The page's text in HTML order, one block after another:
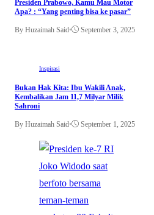
Presiden Prabowo, Kamu Mau Motor
Apa? : “Yang penting bisa ke pasar”
By Huzaimah Said• September 3, 2025
Inspirasi
Bukan Hak Kita: Ibu Wakili Anak,
Kembalikan Jam 11,7 Milyar Milik
Sahroni
By Huzaimah Said• September 1, 2025